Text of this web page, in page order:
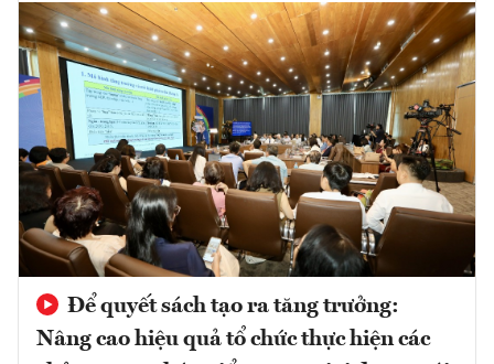
Để quyết sách tạo ra tăng trưởng:
Nâng cao hiệu quả tổ chức thực hiện các